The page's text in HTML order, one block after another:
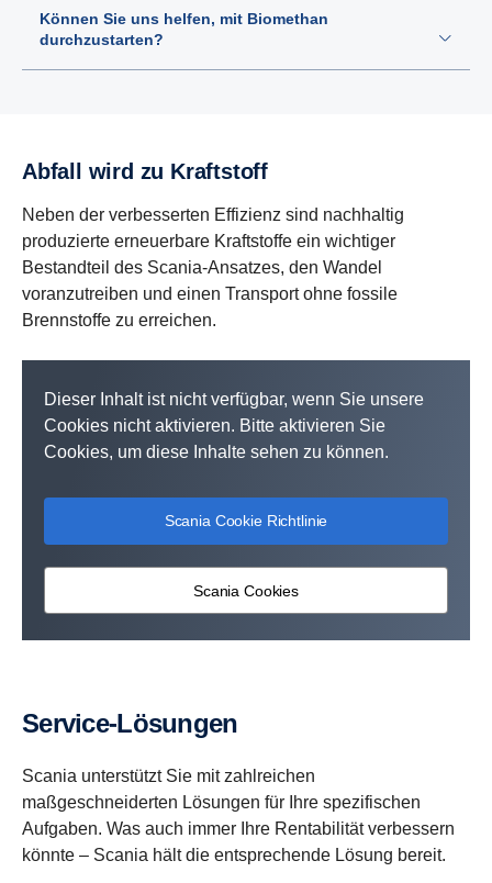
Können Sie uns helfen, mit Biomethan
durchzustarten?
Abfall wird zu Kraftstoff
Neben der verbesserten Effizienz sind nachhaltig
produzierte erneuerbare Kraftstoffe ein wichtiger
Bestandteil des Scania-Ansatzes, den Wandel
voranzutreiben und einen Transport ohne fossile
Brennstoffe zu erreichen.
Dieser Inhalt ist nicht verfügbar, wenn Sie unsere
Cookies nicht aktivieren. Bitte aktivieren Sie
Cookies, um diese Inhalte sehen zu können.
Scania Cookie Richtlinie
Scania Cookies
Service-Lösungen
Scania unterstützt Sie mit zahlreichen
maßgeschneiderten Lösungen für Ihre spezifischen
Aufgaben. Was auch immer Ihre Rentabilität verbessern
könnte – Scania hält die entsprechende Lösung bereit.